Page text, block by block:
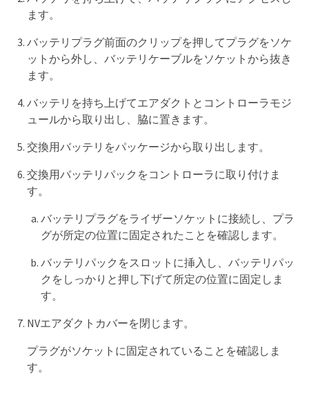
ます。
バッテリプラグ前面のクリップを押してプラグをソケ
ットから外し、バッテリケーブルをソケットから抜き
ます。
バッテリを持ち上げてエアダクトとコントローラモジ
ュールから取り出し、脇に置きます。
交換用バッテリをパッケージから取り出します。
交換用バッテリパックをコントローラに取り付けま
す。
バッテリプラグをライザーソケットに接続し、プラ
グが所定の位置に固定されたことを確認します。
バッテリパックをスロットに挿入し、バッテリパッ
クをしっかりと押し下げて所定の位置に固定しま
す。
NVエアダクトカバーを閉じます。
プラグがソケットに固定されていることを確認しま
す。